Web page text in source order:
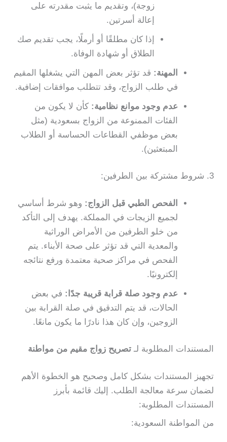
زوجة)، وتقديم ما يثبت مقدرته على
إعالة أسرتين.
إذا كان مطلقًا أو أرملًا، يجب تقديم صك
الطلاق أو شهادة الوفاة.
المهنة: قد تؤثر بعض المهن التي يشغلها المقيم
في طلب الزواج، وقد تتطلب موافقات إضافية.
عدم وجود موانع نظامية: كأن لا يكون من
الفئات الممنوعة من الزواج بسعودية (مثل
بعض موظفي القطاعات الحساسة أو الطلاب
المبتعثين).
3. شروط مشتركة بين الطرفين:
الفحص الطبي قبل الزواج: وهو شرط أساسي
لجميع الزيجات في المملكة. يهدف إلى التأكد
من خلو الطرفين من الأمراض الوراثية
والمعدية التي قد تؤثر على صحة الأبناء. يتم
الفحص في مراكز صحية معتمدة ورفع نتائجه
إلكترونيًا.
عدم وجود صلة قرابة قريبة جدًا: في بعض
الحالات، قد يتم التدقيق في صلة القرابة بين
الزوجين، وإن كان هذا نادرًا ما يكون مانعًا.
المستندات المطلوبة لـتصريح زواج مقيم من مواطنة
تجهيز المستندات بشكل كامل وصحيح هو الخطوة الأهم
لضمان سرعة معالجة الطلب. إليك قائمة بأبرز
المستندات المطلوبة:
من المواطنة السعودية: